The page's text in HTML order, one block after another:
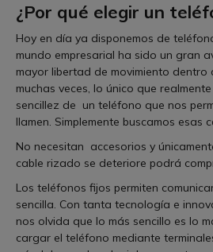
¿Por qué elegir un
Hoy en día ya disponemos de
mundo empresarial ha sido un gran
mayor libertad de movimiento dentro
muchas veces, lo único que
sencillez de un teléfono que nos
llamen. Simplemente buscamos esas
No necesitan accesorios y
cable rizado se deteriore podrá
Los teléfonos fijos permiten
sencilla. Con tanta tecnología e
nos olvida que lo más sencillo es lo
cargar el teléfono mediante